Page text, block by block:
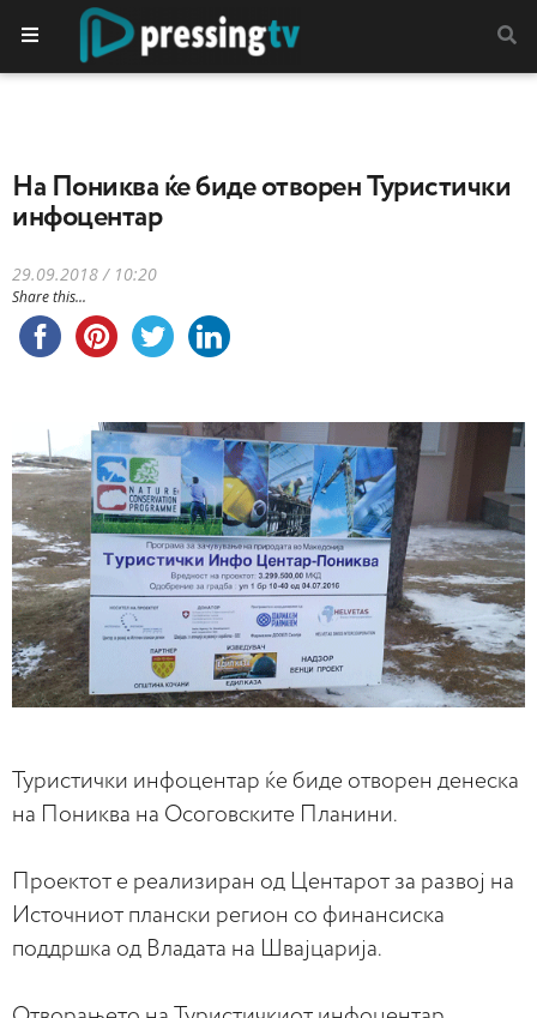
На Пониква ќе биде отворен Туристички
инфоцентар
29.09.2018 / 10:20
Share this...
Туристички инфоцентар ќе биде отворен денеска
на Пониква на Осоговските Планини.
Проектот е реализиран од Центарот за развој на
Источниот плански регион со финансиска
поддршка од Владата на Швајцарија.